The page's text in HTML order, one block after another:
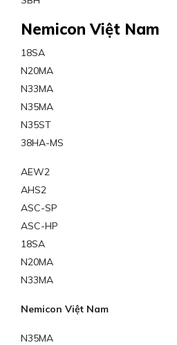
Nemicon Việt Nam
18SA
N20MA
N33MA
N35MA
N35ST
38HA-MS
AEW2
AHS2
ASC-SP
ASC-HP
18SA
N20MA
N33MA
Nemicon Việt Nam
N35MA